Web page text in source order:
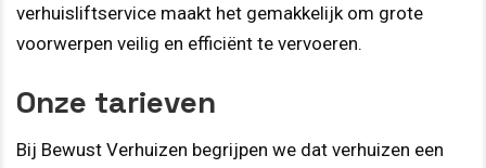
verhuisliftservice maakt het gemakkelijk om grote
voorwerpen veilig en efficiënt te vervoeren.
Onze tarieven
Bij Bewust Verhuizen begrijpen we dat verhuizen een